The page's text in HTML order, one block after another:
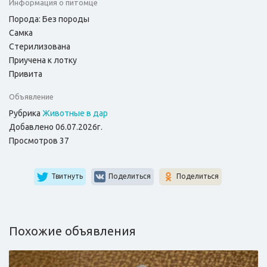
Информация о питомце
Порода: Без породы
Самка
Стерилизована
Приучена к лотку
Привита
Объявление
Рубрика Животные в дар
Добавлено 06.07.2026г.
Просмотров 37
Твитнуть Поделиться Поделиться
Похожие объявления